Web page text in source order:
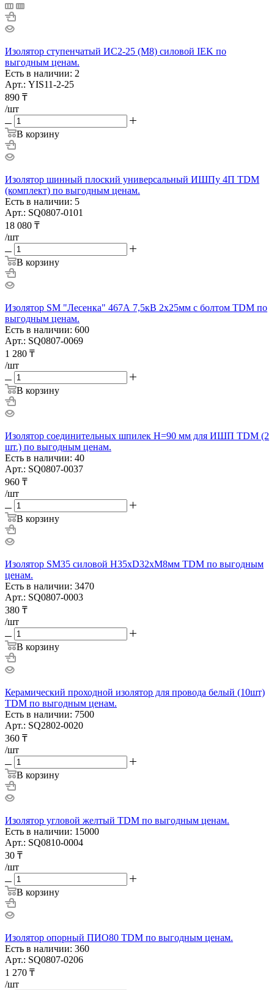
Изолятор ступенчатый ИС2-25 (М8) силовой IEK по
выгодным ценам.
Есть в наличии: 2
Арт.: YIS11-2-25
890 ₸
/шт
В корзину
Изолятор шинный плоский универсальный ИШПу 4П TDM
(комплект) по выгодным ценам.
Есть в наличии: 5
Арт.: SQ0807-0101
18 080 ₸
/шт
В корзину
Изолятор SM "Лесенка" 467А 7,5кВ 2х25мм с болтом TDM по
выгодным ценам.
Есть в наличии: 600
Арт.: SQ0807-0069
1 280 ₸
/шт
В корзину
Изолятор соединительных шпилек H=90 мм для ИШП TDM (2
шт.) по выгодным ценам.
Есть в наличии: 40
Арт.: SQ0807-0037
960 ₸
/шт
В корзину
Изолятор SM35 силовой H35xD32xM8мм TDM по выгодным
ценам.
Есть в наличии: 3470
Арт.: SQ0807-0003
380 ₸
/шт
В корзину
Керамический проходной изолятор для провода белый (10шт)
TDM по выгодным ценам.
Есть в наличии: 7500
Арт.: SQ2802-0020
360 ₸
/шт
В корзину
Изолятор угловой желтый TDM по выгодным ценам.
Есть в наличии: 15000
Арт.: SQ0810-0004
30 ₸
/шт
В корзину
Изолятор опорный ПИО80 TDM по выгодным ценам.
Есть в наличии: 360
Арт.: SQ0807-0206
1 270 ₸
/шт